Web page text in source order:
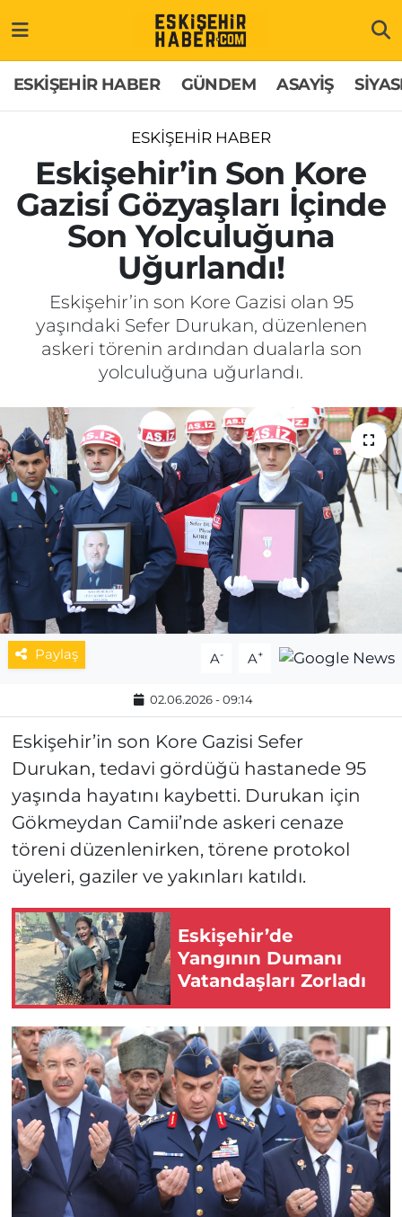
ESKİŞEHİR HABER GÜNDEM ASAYİŞ
ESKİŞEHİR HABER
Eskişehir’in Son Kore
Gazisi Gözyaşları İçinde
Son Yolculuğuna
Uğurlandı!
Eskişehir’in son Kore Gazisi olan 95
yaşındaki Sefer Durukan, düzenlenen
askeri törenin ardından dualarla son
yolculuğuna uğurlandı.
Paylaş A- A+
02.06.2026 - 09:14
Eskişehir’in son Kore Gazisi Sefer
Durukan, tedavi gördüğü hastanede 95
yaşında hayatını kaybetti. Durukan için
Gökmeydan Camii’nde askeri cenaze
töreni düzenlenirken, törene protokol
üyeleri, gaziler ve yakınları katıldı.
Eskişehir’de
Yangının Dumanı
Vatandaşları Zorladı
GÜNDEM
ASAYİŞ
SİYASET
EKONOMİ
SAĞLIK
EĞİTİM
MAGAZİN
ESKİŞEHİRSPOR
Hakkımızda
İletişim
Künye
Odunpazarı Trafik Yoğunluk Haritası
Süper Lig Puan Durumu ve Fikstür
Tüm Manşetler
Son Dakika Haberleri
Haber Arşivi